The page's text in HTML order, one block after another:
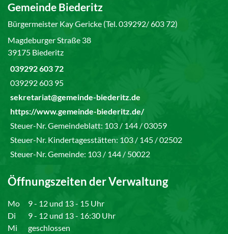
Gemeinde Biederitz
Bürgermeister Kay Gericke (Tel. 039292/ 603 72)
Magdeburger Straße 38
39175 Biederitz
039292 603 72
039292 603 95
sekretariat@gemeinde-biederitz.de
https://www.gemeinde-biederitz.de/
Steuer-Nr. Gemeindeblatt: 103 / 144 / 03059
Steuer-Nr. Kindertagesstätten: 103 / 145 / 02502
Steuer-Nr. Gemeinde: 103 / 144 / 50022
Öffnungszeiten der Verwaltung
Mo
9 - 12 und 13 - 15 Uhr
Di
9 - 12 und 13 - 16:30 Uhr
Mi
geschlossen